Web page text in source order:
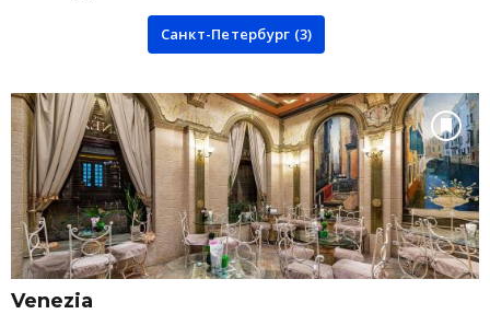
Санкт-Петербург (3)
Venezia